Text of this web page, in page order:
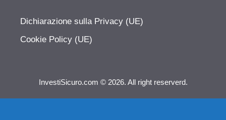
Dichiarazione sulla Privacy (UE)
Cookie Policy (UE)
InvestiSicuro.com © 2026. All right reserverd.